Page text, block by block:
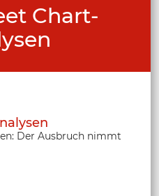
Chart-
Der Ausbruch nimmt